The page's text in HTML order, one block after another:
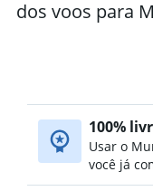
dos voos para
100%
Usar o
você já